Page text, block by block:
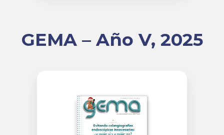
GEMA – Año V, 2025